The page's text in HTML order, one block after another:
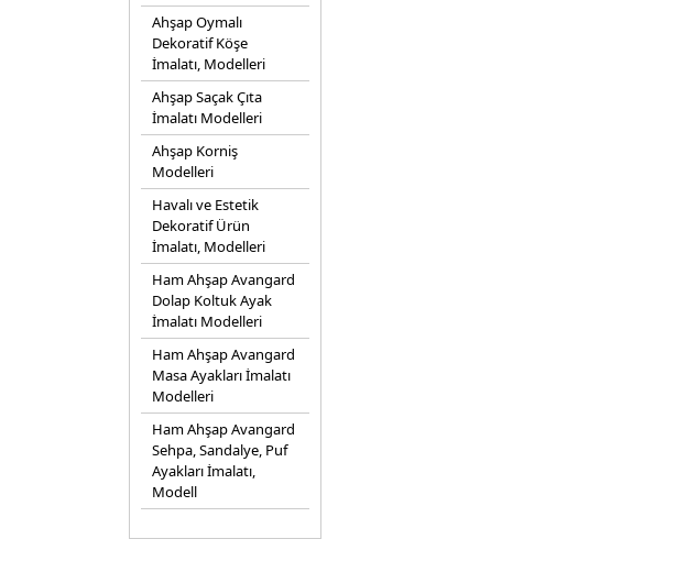
Ahşap Oymalı
Dekoratif Köşe
İmalatı, Modelleri
Ahşap Saçak Çıta
İmalatı Modelleri
Ahşap Korniş
Modelleri
Havalı ve Estetik
Dekoratif Ürün
İmalatı, Modelleri
Ham Ahşap Avangard
Dolap Koltuk Ayak
İmalatı Modelleri
Ham Ahşap Avangard
Masa Ayakları İmalatı
Modelleri
Ham Ahşap Avangard
Sehpa, Sandalye, Puf
Ayakları İmalatı,
Modell